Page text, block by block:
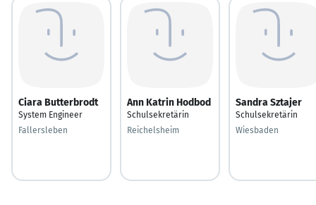
Ciara Butterbrodt
System Engineer
Fallersleben
Ann Katrin Hodbod
Schulsekretärin
Reichelsheim
Sandra Sztajer
Schulsekretärin
Wiesbaden